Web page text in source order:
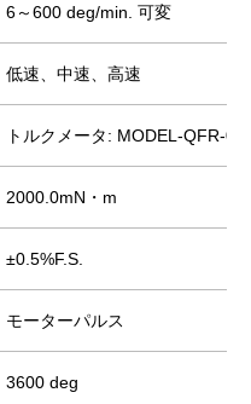
6～600 deg/min. 可変
低速、中速、高速
トルクメータ: MODEL-QFR-
2000.0mN・m
±0.5%F.S.
モーターパルス
3600 deg